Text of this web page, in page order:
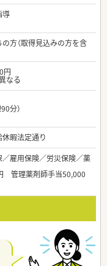
導
方（取得見込みの方を含
円
なる
分）
暇法定通り
雇用保険／労災保険／薬
管理薬剤師手当50,000